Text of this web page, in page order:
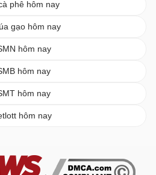
phê hôm nay
gạo hôm nay
hôm nay
hôm nay
hôm nay
hôm nay